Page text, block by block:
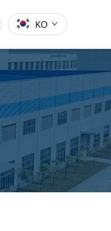
KO